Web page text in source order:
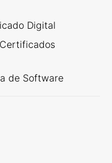
Digital
de Software